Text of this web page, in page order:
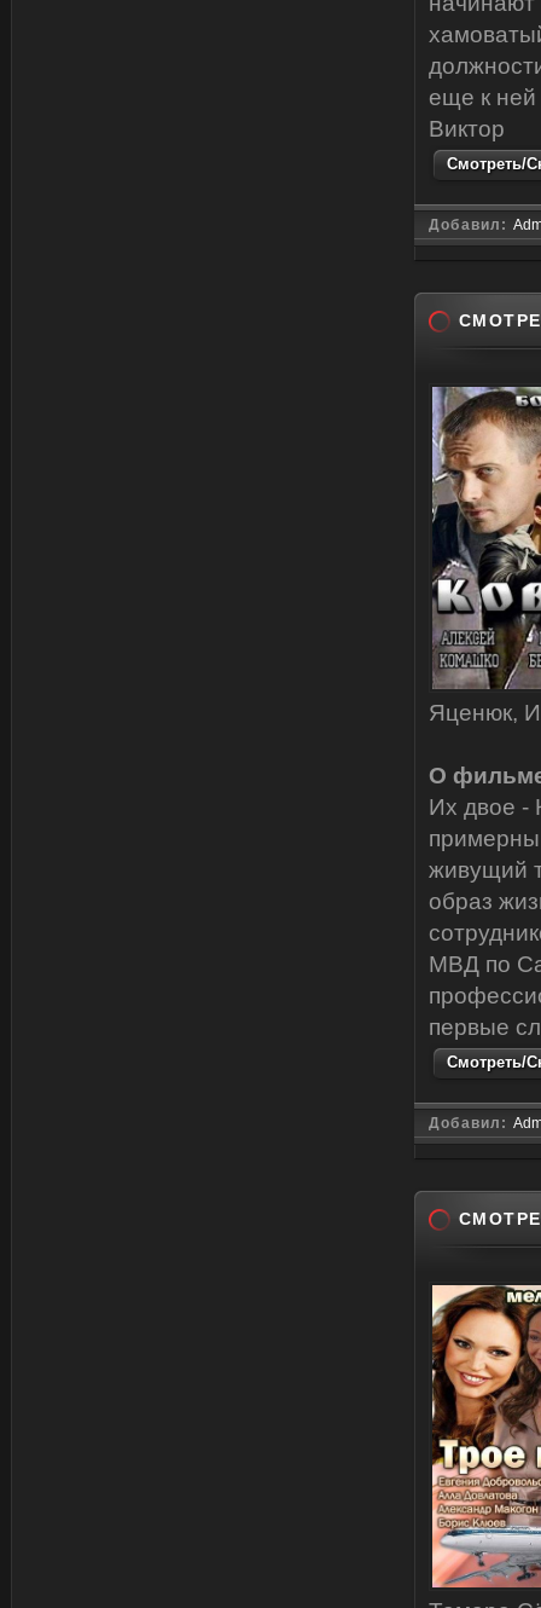
еще к ней
Виктор
Смотреть/
Добавил:
Яценюк,
О
Их двое -
живущий
образ
МВД по
первые
Смотреть/
Добавил: